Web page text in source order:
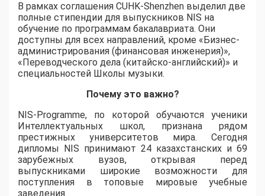
В рамках соглашения CUHK-Shenzhen выделил две
полные стипендии для выпускников NIS на
обучение по программам бакалавриата. Они
доступны для всех направлений, кроме «Бизнес-
администрирования (финансовая инженерия)»,
«Переводческого дела (китайско-английский)» и
специальностей Школы музыки.
Почему это важно?
NIS-Programme, по которой обучаются ученики
Интеллектуальных школ, признана рядом
престижных университетов мира. Сегодня
дипломы NIS принимают 24 казахстанских и 69
зарубежных вузов, открывая перед
выпускниками широкие возможности для
поступления в топовые мировые учебные
заведения.